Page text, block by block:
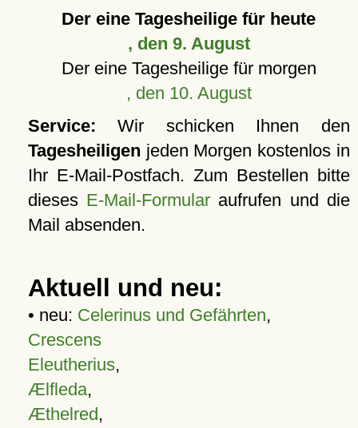
Der eine Tagesheilige für heute
, den 9. August
Der eine Tagesheilige für morgen
, den 10. August
Service: Wir schicken Ihnen den
Tagesheiligen jeden Morgen kostenlos in
Ihr E-Mail-Postfach. Zum Bestellen bitte
dieses E-Mail-Formular aufrufen und die
Mail absenden.
Aktuell und neu:
• neu: Celerinus und Gefährten,
Crescens
Eleutherius,
Ælfleda,
Æthelred,